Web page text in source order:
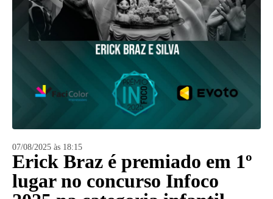
07/08/2025 às 18:15
Erick Braz é premiado em 1º
lugar no concurso Infoco